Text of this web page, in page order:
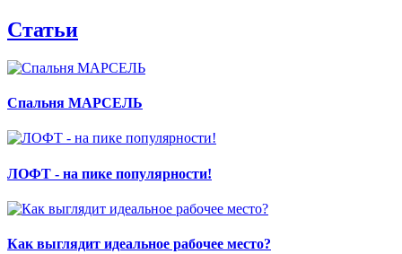
Статьи
Спальня МАРСЕЛЬ
ЛОФТ - на пике популярности!
Как выглядит идеальное рабочее место?